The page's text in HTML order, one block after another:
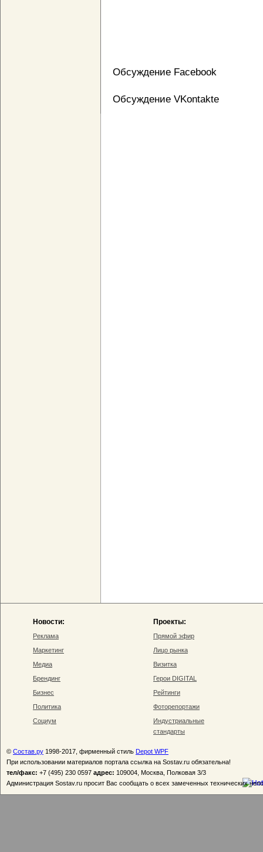
Обсуждение Facebook
Обсуждение VKontakte
Новости:
Реклама
Маркетинг
Медиа
Брендинг
Бизнес
Политика
Социум
Проекты:
Прямой эфир
Лицо рынка
Визитка
Герои DIGITAL
Рейтинги
Фоторепортажи
Индустриальные
стандарты
© Состав.ру 1998-2017, фирменный стиль Depot WPF
При использовании материалов портала ссылка на Sostav.ru обязательна!
тел/факс: +7 (495) 230 0597 адрес: 109004, Москва, Полковая 3/3
Администрация Sostav.ru просит Вас сообщать о всех замеченных технических